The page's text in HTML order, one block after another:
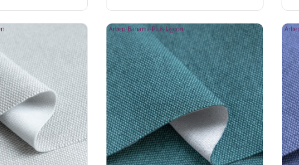
Arben-Bahama-Plus-lagoon